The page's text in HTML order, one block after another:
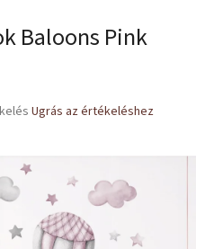
Baloons Pink
Ugrás az értékeléshez